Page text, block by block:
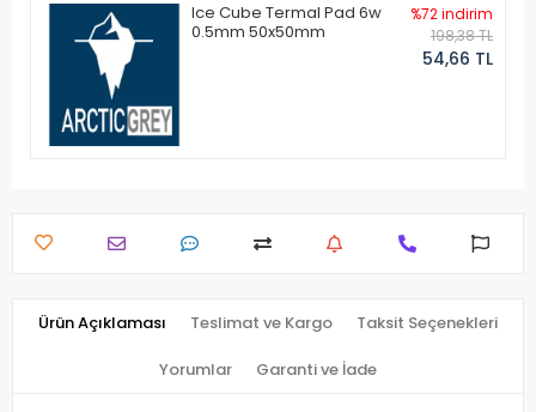
Ice Cube Termal Pad 6w
0.5mm 50x50mm
%72 indirim
198,38 TL
54,66 TL
Ürün Açıklaması Teslimat ve Kargo Taksit Seçenekleri
Yorumlar Garanti ve İade